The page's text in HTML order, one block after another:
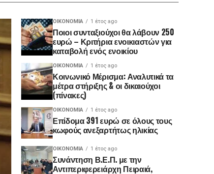
ΟΙΚΟΝΟΜΊΑ 1 έτος ago
Ποιοι συνταξιούχοι θα λάβουν 250
ευρώ – Κριτήρια ενοικιαστών για
καταβολή ενός ενοικίου
ΟΙΚΟΝΟΜΊΑ 1 έτος ago
Κοινωνικό Μέρισμα: Αναλυτικά τα
μέτρα στήριξης & οι δικαιούχοι
(πίνακες)
ΟΙΚΟΝΟΜΊΑ 1 έτος ago
Επίδομα 391 ευρώ σε όλους τους
κωφούς ανεξαρτήτως ηλικίας
ΟΙΚΟΝΟΜΊΑ 1 έτος ago
Συνάντηση Β.Ε.Π. με την
Αντιπεριφερειάρχη Πειραιά,